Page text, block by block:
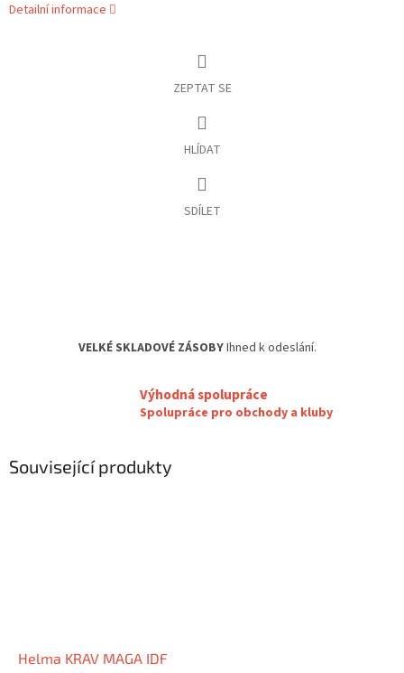
Detailní informace
ZEPTAT SE
HLÍDAT
SDÍLET
VELKÉ SKLADOVÉ ZÁSOBYIhned k odeslání.
Výhodná spolupráce
Spolupráce pro obchody a kluby
Související produkty
Helma KRAV MAGA IDF